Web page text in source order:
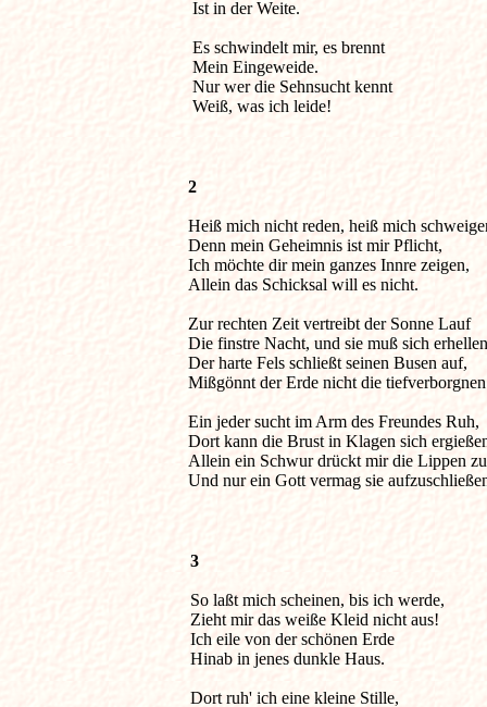
Ist in der Weite.
Es schwindelt mir, es brennt
Mein Eingeweide.
Nur wer die Sehnsucht kennt
Weiß, was ich leide!
2
Heiß mich nicht reden, heiß mich
Denn mein Geheimnis ist mir Pflicht,
Ich möchte dir mein ganzes Innre zeigen,
Allein das Schicksal will es nicht.
Zur rechten Zeit vertreibt der Sonne Lauf
Die finstre Nacht, und sie muß sich
Der harte Fels schließt seinen Busen auf,
Mißgönnt der Erde nicht die
Ein jeder sucht im Arm des Freundes Ruh,
Dort kann die Brust in Klagen sich
Allein ein Schwur drückt mir die Lippen
Und nur ein Gott vermag sie
3
So laßt mich scheinen, bis ich
Zieht mir das weiße Kleid nicht aus!
Ich eile von der schönen Erde
Hinab in jenes dunkle Haus.
Dort ruh' ich eine kleine Stille,